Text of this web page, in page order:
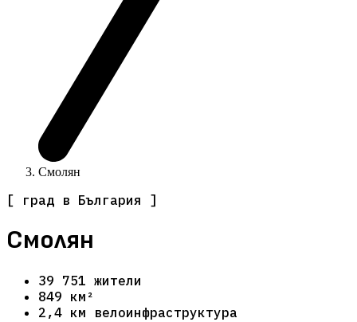
Смолян
[ град в България ]
Смолян
39 751 жители
849 км²
2,4 км велоинфраструктура